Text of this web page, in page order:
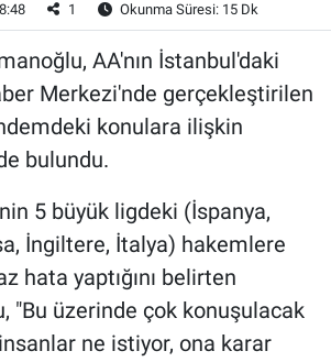
1 Okunma Süresi: 15 Dk
AA'nın İstanbul'daki
Merkezi'nde gerçekleştirilen
konulara ilişkin
bulundu.
5 büyük ligdeki (İspanya,
İngiltere, İtalya) hakemlere
hata yaptığını belirten
"Bu üzerinde çok konuşulacak
ne istiyor, ona karar